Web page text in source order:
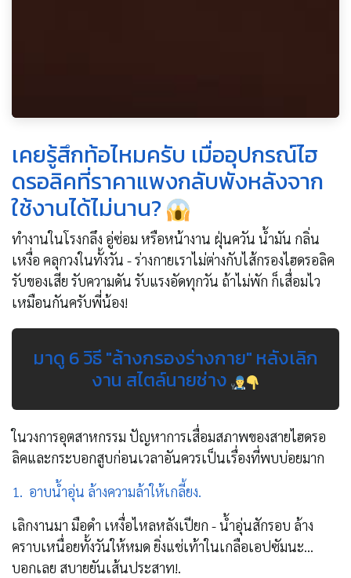
เคยรู้สึกท้อไหมครับ เมื่ออุปกรณ์ไฮ
ดรอลิคที่ราคาแพงกลับพังหลังจาก
ใช้งานได้ไม่นาน?
ทำงานในโรงกลึง อู่ซ่อม หรือหน้างาน ฝุ่นควัน น้ำมัน กลิ่น
เหงื่อ คลุกวงในทั้งวัน - ร่างกายเราไม่ต่างกับไส้กรองไฮดรอลิค
รับของเสีย รับความดัน รับแรงอัดทุกวัน ถ้าไม่พัก ก็เสื่อมไว
เหมือนกันครับพี่น้อง!
มาดู 6 วิธี "ล้างกรองร่างกาย" หลังเลิก
งาน สไตล์นายช่าง
ในวงการอุตสาหกรรม ปัญหาการเสื่อมสภาพของสายไฮดรอ
ลิคและกระบอกสูบก่อนเวลาอันควรเป็นเรื่องที่พบบ่อยมาก
1. อาบน้ำอุ่น ล้างความล้าให้เกลี้ยง.
เลิกงานมา มือดำ เหงื่อไหลหลังเปียก - น้ำอุ่นสักรอบ ล้าง
คราบเหนื่อยทั้งวันให้หมด ยิ่งแช่เท้าในเกลือเอปซัมนะ...
บอกเลย สบายยันเส้นประสาท!.